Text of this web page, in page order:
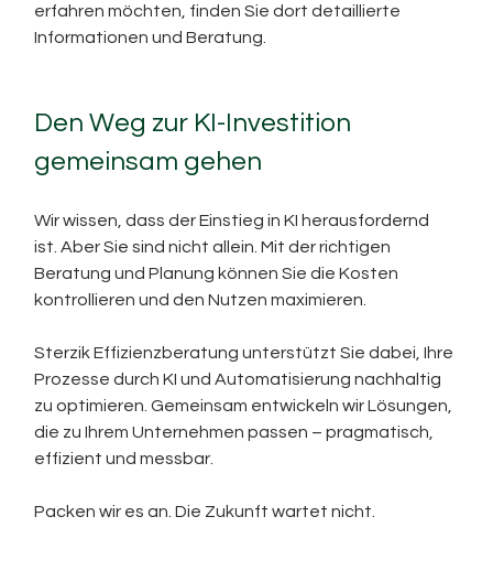
erfahren möchten, finden Sie dort detaillierte
Informationen und Beratung.
Den Weg zur KI-Investition
gemeinsam gehen
Wir wissen, dass der Einstieg in KI herausfordernd
ist. Aber Sie sind nicht allein. Mit der richtigen
Beratung und Planung können Sie die Kosten
kontrollieren und den Nutzen maximieren.
Sterzik Effizienzberatung unterstützt Sie dabei, Ihre
Prozesse durch KI und Automatisierung nachhaltig
zu optimieren. Gemeinsam entwickeln wir Lösungen,
die zu Ihrem Unternehmen passen – pragmatisch,
effizient und messbar.
Packen wir es an. Die Zukunft wartet nicht.